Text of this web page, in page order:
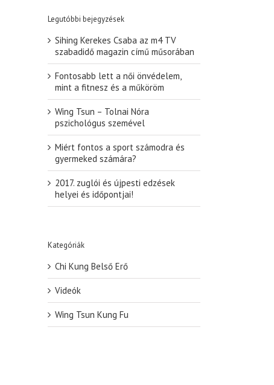
Legutóbbi bejegyzések
Sihing Kerekes Csaba az m4 TV
szabadidő magazin című műsorában
Fontosabb lett a női önvédelem,
mint a fitnesz és a műköröm
Wing Tsun – Tolnai Nóra
pszichológus szemével
Miért fontos a sport számodra és
gyermeked számára?
2017. zuglói és újpesti edzések
helyei és időpontjai!
Kategóriák
Chi Kung Belső Erő
Videók
Wing Tsun Kung Fu